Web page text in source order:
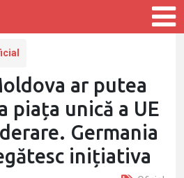
ar putea
piața unică a UE
Germania
inițiativa